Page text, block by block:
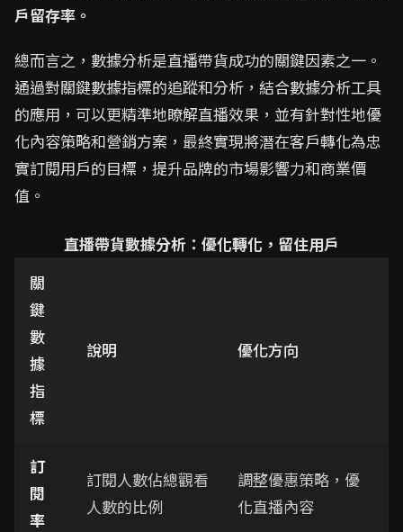
戶留存率。
總而言之，數據分析是直播帶貨成功的關鍵因素之一。
通過對關鍵數據指標的追蹤和分析，結合數據分析工具
的應用，可以更精準地瞭解直播效果，並有針對性地優
化內容策略和營銷方案，最終實現將潛在客戶轉化為忠
實訂閱用戶的目標，提升品牌的市場影響力和商業價
值。
直播帶貨數據分析：優化轉化，留住用戶
關
鍵
數
據
指
標
說明 優化方向
訂
閱
率
訂閱人數佔總觀看
人數的比例
調整優惠策略，優
化直播內容